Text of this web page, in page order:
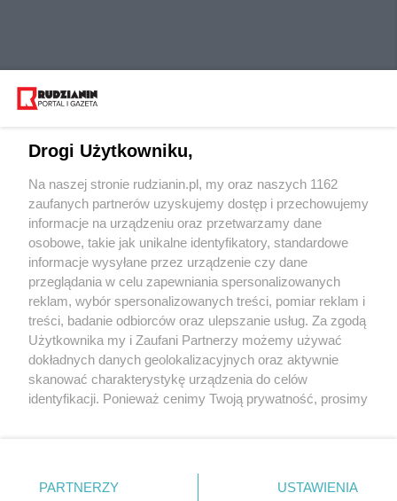
Wydawca mediów lokalnych
Nie zapomnij
zapoznać się z:
polityką prywatności regulamin korzystania z portali
Twojemiasto
Piekary Śląskie
Chorzów
Tarnowskie Góry
Gliwice
Skontaktuj sięz nami
Kontakt
Wydawca
Redakcja
Drogi Użytkowniku,
Na naszej stronie rudzianin.pl, my oraz naszych 1162
zaufanych partnerów uzyskujemy dostęp i przechowujemy
informacje na urządzeniu oraz przetwarzamy dane
osobowe, takie jak unikalne identyfikatory, standardowe
informacje wysyłane przez urządzenie czy dane
przeglądania w celu zapewniania spersonalizowanych
reklam, wybór spersonalizowanych treści, pomiar reklam i
treści, badanie odbiorców oraz ulepszanie usług. Za zgodą
Użytkownika my i Zaufani Partnerzy możemy używać
dokładnych danych geolokalizacyjnych oraz aktywnie
skanować charakterystykę urządzenia do celów
identyfikacji. Ponieważ cenimy Twoją prywatność, prosimy
prywatności znajdujący się w lewym dolnym rogu strony
PARTNERZY USTAWIENIA